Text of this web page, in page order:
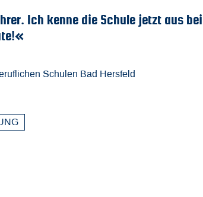
»Durch die
Elektrotechnik-Ingenieur